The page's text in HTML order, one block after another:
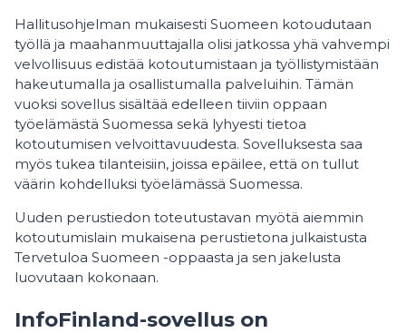
Hallitusohjelman mukaisesti Suomeen kotoudutaan
työllä ja maahanmuuttajalla olisi jatkossa yhä vahvempi
velvollisuus edistää kotoutumistaan ja työllistymistään
hakeutumalla ja osallistumalla palveluihin. Tämän
vuoksi sovellus sisältää edelleen tiiviin oppaan
työelämästä Suomessa sekä lyhyesti tietoa
kotoutumisen velvoittavuudesta. Sovelluksesta saa
myös tukea tilanteisiin, joissa epäilee, että on tullut
väärin kohdelluksi työelämässä Suomessa.
Uuden perustiedon toteutustavan myötä aiemmin
kotoutumislain mukaisena perustietona julkaistusta
Tervetuloa Suomeen -oppaasta ja sen jakelusta
luovutaan kokonaan.
InfoFinland-sovellus on